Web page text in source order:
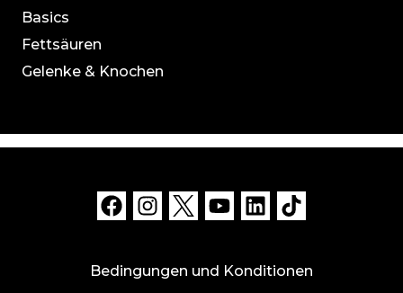
Basics
Fettsäuren
Gelenke & Knochen
Bedingungen und Konditionen